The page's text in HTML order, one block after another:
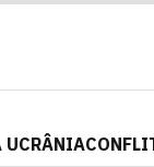
UCRÂNIA